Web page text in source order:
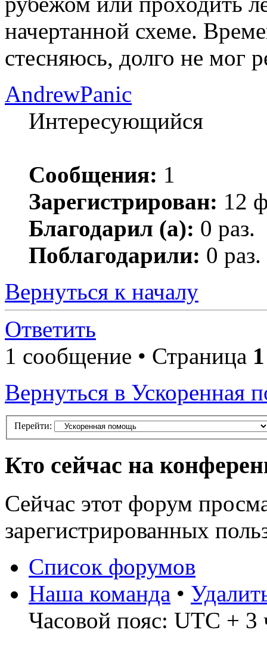
начертанной схеме.
стесняюсь, долго не мог
AndrewPanic
Интересующийся
Сообщения: 1
Зарегистрирован: 12
Благодарил (а): 0 раз.
Поблагодарили: 0 раз.
Вернуться к началу
Ответить
1 сообщение • Страница 1
Вернуться в Ускоренная
Перейти:
Кто сейчас на
Сейчас этот форум
зарегистрированных
Список форумов
Наша команда •
Часовой пояс: UTC + 3